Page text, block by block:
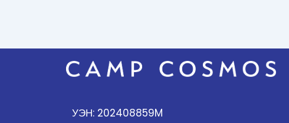
УЭН: 202408859M